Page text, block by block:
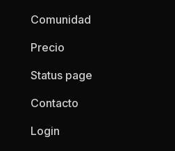
Comunidad
Precio
Status page
Contacto
Login